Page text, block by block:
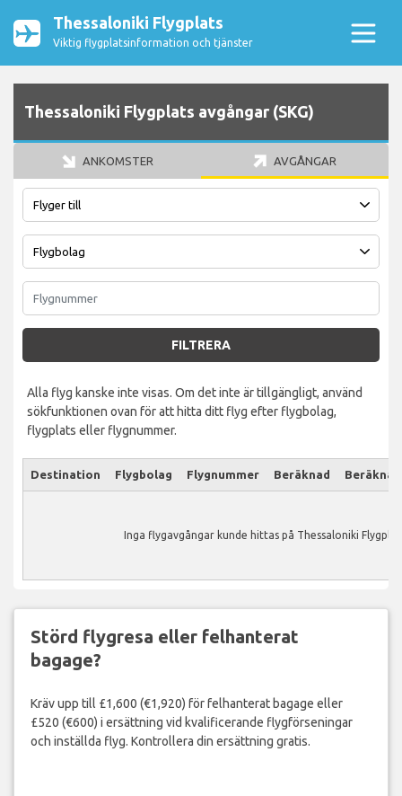
Thessaloniki Flygplats
Viktig flygplatsinformation och tjänster
Thessaloniki Flygplats avgångar (SKG)
ANKOMSTER AVGÅNGAR
FILTRERA
Alla flyg kanske inte visas. Om det inte är tillgängligt, använd
sökfunktionen ovan för att hitta ditt flyg efter flygbolag,
flygplats eller flygnummer.
Destination Flygbolag Flygnummer Beräknad
Inga flygavgångar kunde hittas på Thessaloniki
Störd flygresa eller felhanterat
bagage?
Kräv upp till £1,600 (€1,920) för felhanterat bagage eller
£520 (€600) i ersättning vid kvalificerande flygförseningar
och inställda flyg. Kontrollera din ersättning gratis.